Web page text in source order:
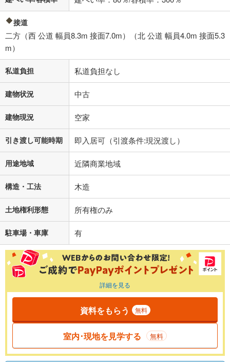
接道
二方（西 公道 幅員8.3m 接面7.0m）（北 公道 幅員4.0m 接面5.3
m）
私道負担 私道負担なし
建物状況 中古
建物現況 空家
引き渡し可能時期 即入居可（引渡条件:現況渡し）
用途地域 近隣商業地域
構造・工法 木造
土地権利形態 所有権のみ
駐車場・車庫 有
詳細を見る
資料をもらう 無料
室内･現地を見学する 無料